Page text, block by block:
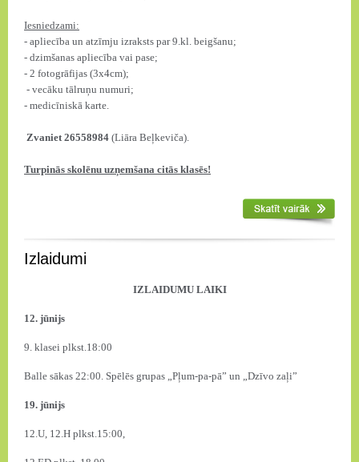
Iesniedzami:
- apliecība un atzīmju izraksts par 9.kl. beigšanu;
- dzimšanas apliecība vai pase;
- 2 fotogrāfijas (3x4cm);
- vecāku tālruņu numuri;
- medicīniskā karte.
Zvaniet 26558984 (Liāra Beļkeviča).
Turpinās skolēnu uzņemšana citās klasēs!
Izlaidumi
IZLAIDUMU LAIKI
12. jūnijs
9. klasei plkst.18:00
Balle sākas 22:00. Spēlēs grupas „Pļum-pa-pā” un „Dzīvo zaļi”
19. jūnijs
12.U, 12.H plkst.15:00,